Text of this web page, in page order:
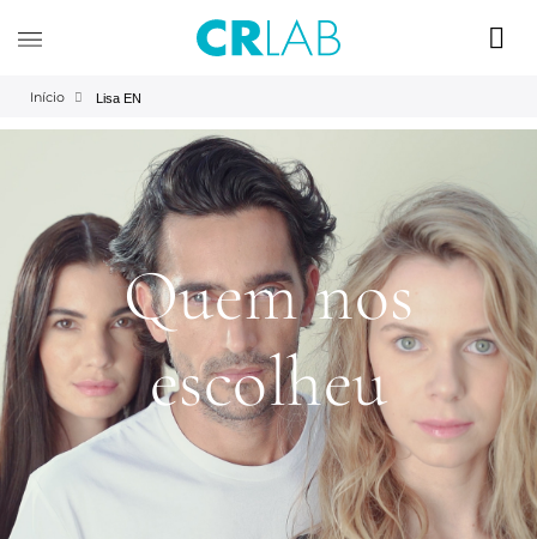
Início Lisa EN
Quem nos
escolheu